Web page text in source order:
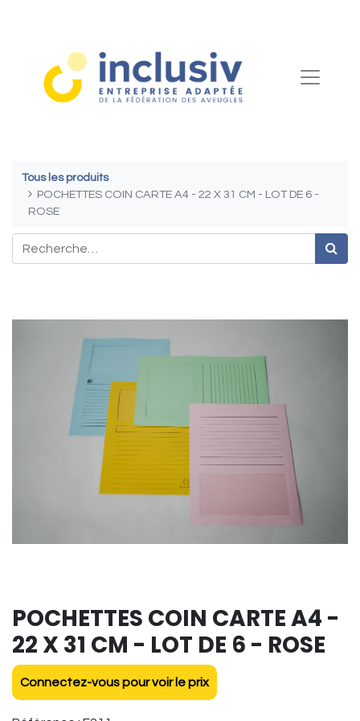
Tous les produits
POCHETTES COIN CARTE A4 - 22 X 31 CM - LOT DE 6 -
ROSE
POCHETTES COIN CARTE A4 -
22 X 31 CM - LOT DE 6 - ROSE
Connectez-vous pour voir le prix